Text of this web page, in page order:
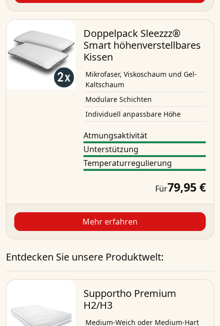
Doppelpack Sleezzz®
Smart höhenverstellbares
Kissen
Mikrofaser, Viskoschaum und Gel-
Kaltschaum
Modulare Schichten
Individuell anpassbare Höhe
Atmungsaktivität
Unterstützung
Temperaturregulierung
Für79,95 €
Mehr erfahren
Entdecken Sie unsere Produktwelt:
Supportho Premium
H2/H3
Medium-Weich oder Medium-Hart